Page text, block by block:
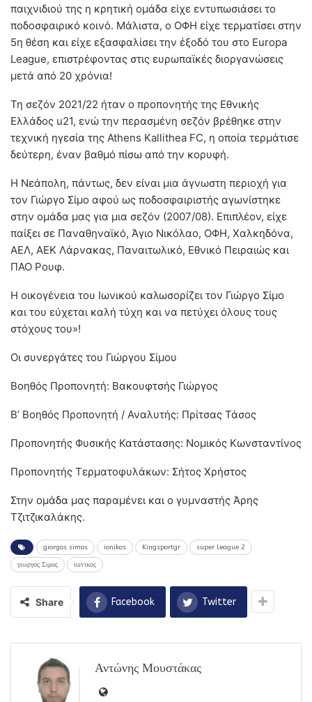
παιχνιδιού της η κρητική ομάδα είχε εντυπωσιάσει το
ποδοσφαιρικό κοινό. Μάλιστα, ο ΟΦΗ είχε τερματίσει στην
5η θέση και είχε εξασφαλίσει την έξοδό του στο Europa
League, επιστρέφοντας στις ευρωπαϊκές διοργανώσεις
μετά από 20 χρόνια!
Τη σεζόν 2021/22 ήταν ο προπονητής της Εθνικής
Ελλάδος u21, ενώ την περασμένη σεζόν βρέθηκε στην
τεχνική ηγεσία της Athens Kallithea FC, η οποία τερμάτισε
δεύτερη, έναν βαθμό πίσω από την κορυφή.
Η Νεάπολη, πάντως, δεν είναι μια άγνωστη περιοχή για
τον Γιώργο Σίμο αφού ως ποδοσφαιριστής αγωνίστηκε
στην ομάδα μας για μια σεζόν (2007/08). Επιπλέον, είχε
παίξει σε Παναθηναϊκό, Άγιο Νικόλαο, ΟΦΗ, Χαλκηδόνα,
ΑΕΛ, ΑΕΚ Λάρνακας, Παναιτωλικό, Εθνικό Πειραιώς και
ΠΑΟ Ρουφ.
Η οικογένεια του Ιωνικού καλωσορίζει τον Γιώργο Σίμο
και του εύχεται καλή τύχη και να πετύχει όλους τους
στόχους του»!
Οι συνεργάτες του Γιώργου Σίμου
Βοηθός Προπονητή: Βακουφτσής Γιώργος
Β’ Βοηθός Προπονητή / Αναλυτής: Πρίτσας Τάσος
Προπονητής Φυσικής Κατάστασης: Νομικός Κωνσταντίνος
Προπονητής Τερματοφυλάκων: Σήτος Χρήστος
Στην ομάδα μας παραμένει και ο γυμναστής Άρης
Τζιτζικαλάκης.
giorgos simos ionikos Kingsportgr super league 2
γιωργος Σιμος ιωνικος
Share Facebook Twitter
Αντώνης Μουστάκας